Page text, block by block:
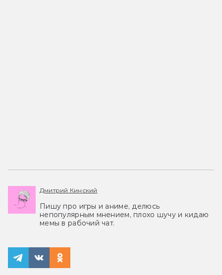
Дмитрий Кинский
Пишу про игры и аниме, делюсь
непопулярным мнением, плохо шучу и кидаю
мемы в рабочий чат.